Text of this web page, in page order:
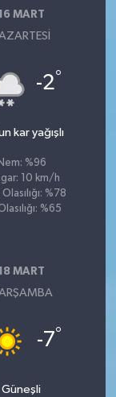
MART
-2°
kar yağışlı
%96
10 km/h
Olasılığı: %78
%65
MART
-7°
Güneşli